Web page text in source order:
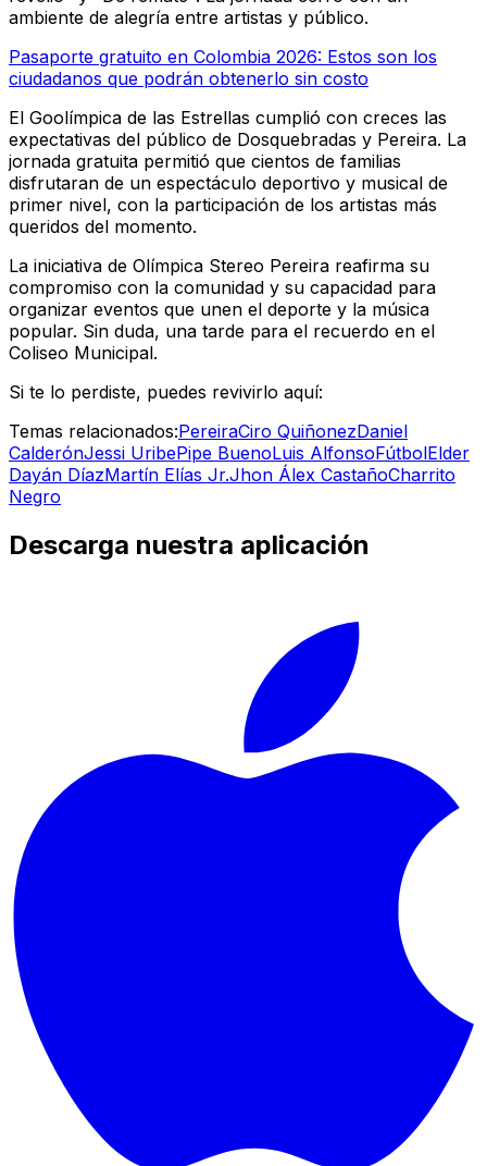
ambiente de alegría entre artistas y público.
Pasaporte gratuito en Colombia 2026: Estos son los
ciudadanos que podrán obtenerlo sin costo
El Goolímpica de las Estrellas cumplió con creces las
expectativas del público de Dosquebradas y Pereira. La
jornada gratuita permitió que cientos de familias
disfrutaran de un espectáculo deportivo y musical de
primer nivel, con la participación de los artistas más
queridos del momento.
La iniciativa de Olímpica Stereo Pereira reafirma su
compromiso con la comunidad y su capacidad para
organizar eventos que unen el deporte y la música
popular. Sin duda, una tarde para el recuerdo en el
Coliseo Municipal.
Si te lo perdiste, puedes revivirlo aquí:
Temas relacionados:PereiraCiro QuiñonezDaniel
CalderónJessi UribePipe BuenoLuis AlfonsoFútbolElder
Dayán DíazMartín Elías Jr.Jhon Álex CastañoCharrito
Negro
Descarga nuestra aplicación